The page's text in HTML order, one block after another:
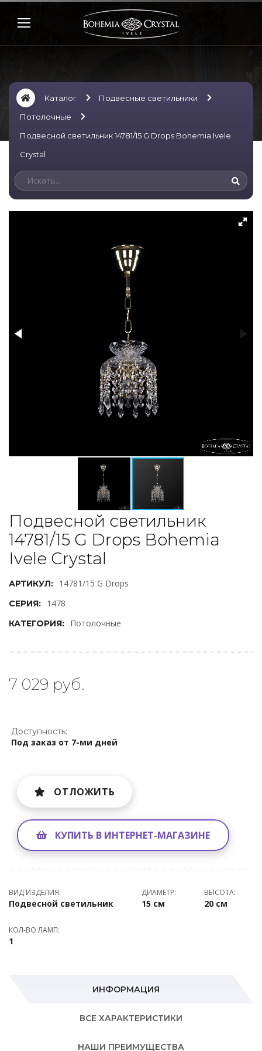
Каталог
Подвесные светильники
Потолочные
Подвесной светильник 14781/15 G Drops Bohemia Ivele
Crystal
Подвесной светильник
14781/15 G Drops Bohemia
Ivele Crystal
АРТИКУЛ: 14781/15 G Drops
СЕРИЯ: 1478
КАТЕГОРИЯ: Потолочные
7 029 руб.
Доступность:
Под заказ от 7-ми дней
ОТЛОЖИТЬ
КУПИТЬ В ИНТЕРНЕТ-МАГАЗИНЕ
ВИД ИЗДЕЛИЯ:
Подвесной светильник
ДИАМЕТР:
15 см
ВЫСОТА:
20 см
КОЛ-ВО ЛАМП:
1
ИНФОРМАЦИЯ
ВСЕ ХАРАКТЕРИСТИКИ
НАШИ ПРЕИМУЩЕСТВА